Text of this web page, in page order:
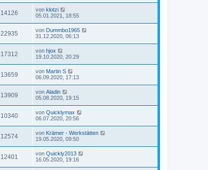
14126 von klotzi
05.01.2021, 18:55
22935 von Dummbo1965
31.12.2020, 06:13
17312 von hjox
19.10.2020, 20:29
13659 von Martin S
06.09.2020, 17:13
13909 von Aladin
05.08.2020, 19:15
10340 von Quicklymax
06.07.2020, 20:56
12574 von Krämer - Werkstätten
19.05.2020, 09:50
12401 von Quickly2013
16.05.2020, 19:16